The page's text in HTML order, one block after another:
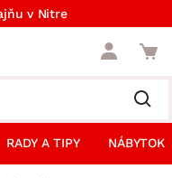
v Nitre
RADY A TIPY NÁBYTOK